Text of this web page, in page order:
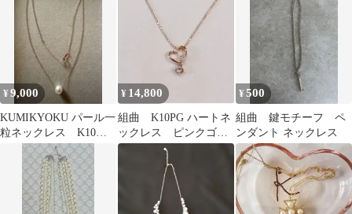
¥9,000
KUMIKYOKU パール一
粒ネックレス K10ピ
ンクゴールド
¥ 14,800
組曲 K10PG ハートネ
ックレス ピンクゴー
ルド
¥500
組曲 鍵モチーフ ペ
ンダント ネックレス